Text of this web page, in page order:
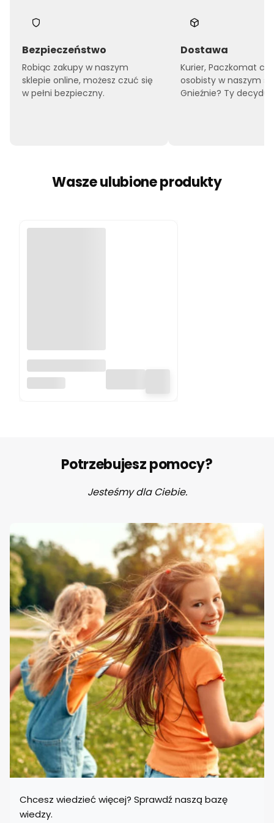
Bezpieczeństwo
Robiąc zakupy w naszym
sklepie online, możesz czuć się
w pełni bezpieczny.
Dostawa
Kurier, Paczkomat
osobisty w naszym
Gnieźnie? Ty
Wasze ulubione produkty
obciążeniowy
Nietoperz
Potrzebujesz pomocy?
Jesteśmy dla Ciebie.
Chcesz wiedzieć więcej? Sprawdź naszą bazę
wiedzy.